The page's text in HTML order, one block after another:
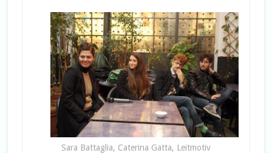
Sara Battaglia, Caterina Gatta, Leitmotiv